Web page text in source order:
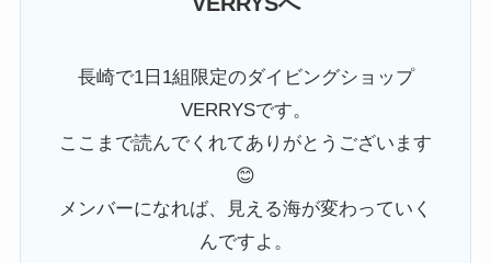
長崎で1日1組限定のダイビングショップ
VERRYSです。
ここまで読んでくれてありがとうございます
😊
メンバーになれば、見える海が変わっていく
んですよ。